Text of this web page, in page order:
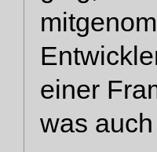
einer
was